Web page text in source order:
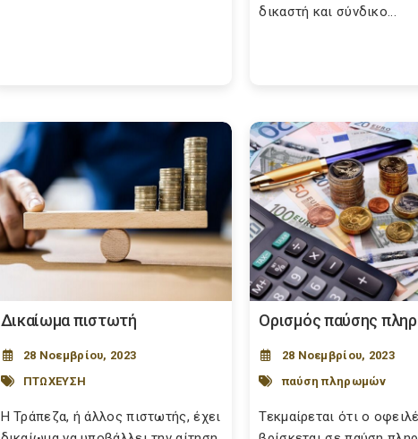
δικαστή και σύνδικο...
Δικαίωμα πιστωτή
28 Νοεμβρίου, 2023
ΠΤΩΧΕΥΣΗ
Η Τράπεζα, ή άλλος πιστωτής, έχει
Ορισμός παύσης
28 Νοεμβρίου, 2023
παύση πληρωμών
Τεκμαίρεται ότι ο